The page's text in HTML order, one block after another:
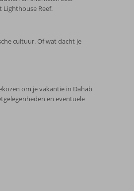
Lighthouse Reef.
cultuur. Of wat dacht je
om je vakantie in Dahab
en eventuele